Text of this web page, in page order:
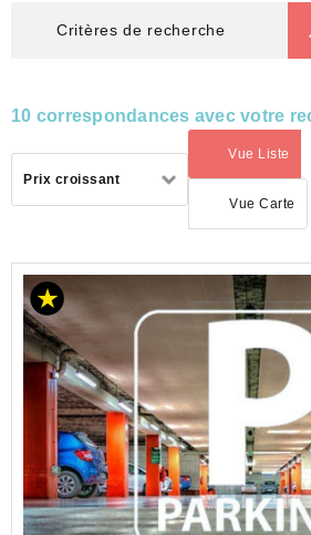
Critères de recherche
10 correspondances avec votre
Prix croissant
Vue Liste
(activé)
Vue Carte
LOCATION
PARKING
CENTRE-
VAL-DE-
LOIRE
LOIR-